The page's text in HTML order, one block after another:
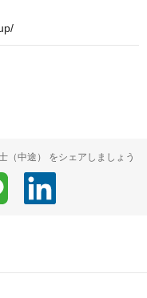
（中途） をシェアしましょう